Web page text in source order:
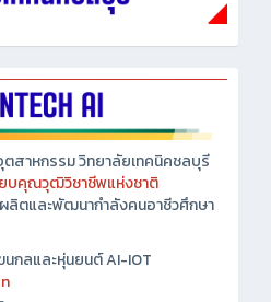
าหกรรม วิทยาลัยเทคนิคชลบุรี
บคุณวุฒิวิชาชีพแห่งชาติ
ตและพัฒนากำลังคนอาชีวศึกษา
ลและหุ่นยนต์ AI-IOT